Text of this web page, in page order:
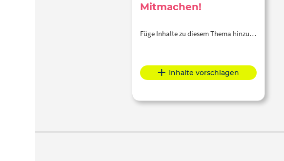
Mitmachen!
Füge Inhalte zu diesem Thema hinzu…
Inhalte vorschlagen